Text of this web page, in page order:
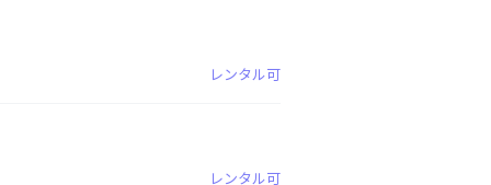
レンタル可
レンタル可